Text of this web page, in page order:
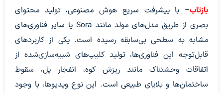
بازتاب– با پیشرفت سریع هوش مصنوعی، تولید محتوای
بصری از طریق مدل‌های مولد مانند Sora یا سایر فناوری‌های
مشابه به سطحی بی‌سابقه رسیده است. یکی از کاربردهای
قابل‌توجه این فناوری‌ها، تولید کلیپ‌های شبیه‌سازی‌شده از
اتفاقات وحشتناک مانند ریزش کوه، انفجار پل، سقوط
ساختمان‌ها و بلایای طبیعی است. این نوع ویدیوها، با وجود